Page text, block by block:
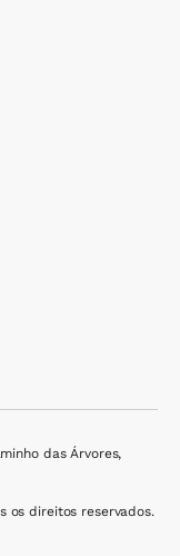
das Árvores,
os direitos reservados.